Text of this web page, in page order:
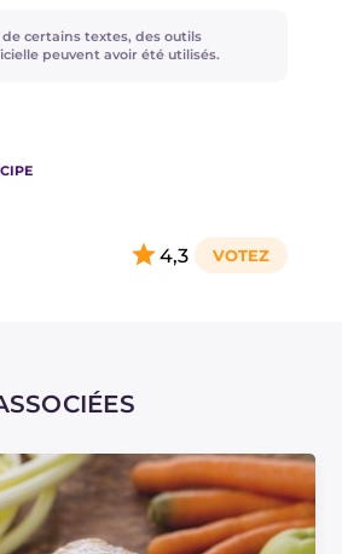
certains textes, des outils
peuvent avoir été utilisés.
4,3